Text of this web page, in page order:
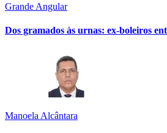
Grande Angular
Dos gramados às urnas: ex-boleiros
Manoela Alcântara